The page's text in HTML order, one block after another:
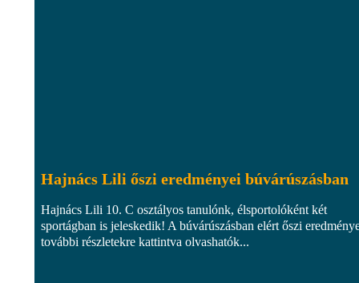
Hajnács Lili őszi eredményei búvárúszásban
Hajnács Lili 10. C osztályos tanulónk, élsportolóként két
sportágban is jeleskedik! A búvárúszásban elért őszi
további részletekre kattintva olvashatók...